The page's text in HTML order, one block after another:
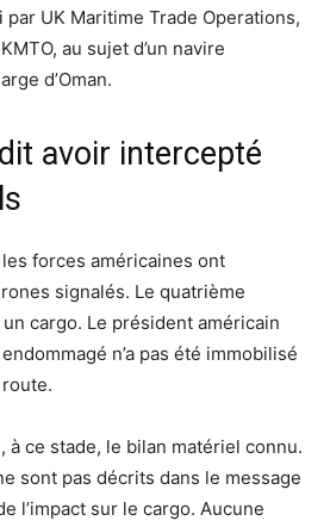
UK Maritime Trade Operations,
au sujet d’un navire
d’Oman.
avoir intercepté
forces américaines ont
signalés. Le quatrième
cargo. Le président américain
n’a pas été immobilisé
à ce stade, le bilan matériel connu.
sont pas décrits dans le message
l’impact sur le cargo. Aucune